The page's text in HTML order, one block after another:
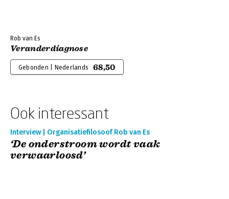
Rob van Es
Veranderdiagnose
Gebonden | Nederlands 68,50
Ook interessant
Interview | Organisatiefilosoof Rob van Es
‘De onderstroom wordt vaak
verwaarloosd’